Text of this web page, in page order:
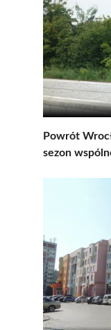
Powrót
sezon